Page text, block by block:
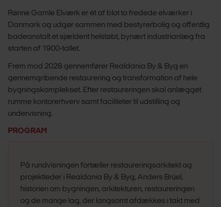
Rønne Gamle Elværk er ét af blot to fredede elværker i
Danmark og udgør sammen med bestyrerbolig og offentlig
badeanstalt et sjældent helstøbt, bynært industrianlæg fra
starten af 1900-tallet.
Frem mod 2028 gennemfører Realdania By & Byg en
gennemgribende restaurering og transformation af hele
bygningskomplekset. Efter restaureringen skal anlægget
rumme kontorerhverv samt faciliteter til udstilling og
undervisning.
PROGRAM
På rundvisningen fortæller restaureringsarkitekt og
projektleder i Realdania By & Byg, Anders Brüel,
historien om bygningen, arkitekturen, restaureringen
og de mange lag, der langsomt afdækkes i takt med